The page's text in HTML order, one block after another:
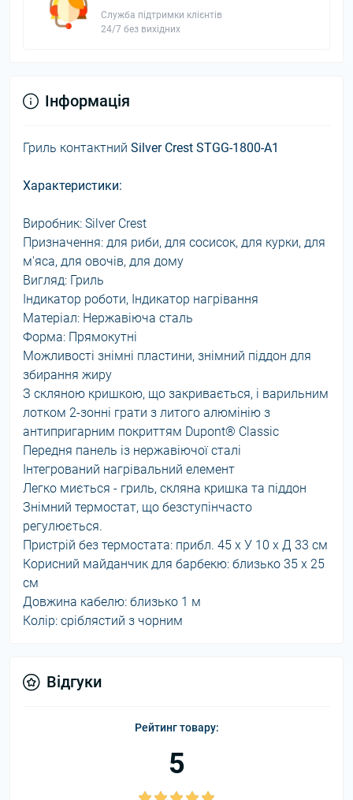
Служба підтримки клієнтів
24/7 без вихідних
Інформація
Гриль контактний Silver Crest STGG-1800-A1
Характеристики:
Виробник: Silver Crest
Призначення: для риби, для сосисок, для курки, для
м'яса, для овочів, для дому
Вигляд: Гриль
Індикатор роботи, Індикатор нагрівання
Матеріал: Нержавіюча сталь
Форма: Прямокутні
Можливості знімні пластини, знімний піддон для
збирання жиру
З скляною кришкою, що закривається, і варильним
лотком 2-зонні грати з литого алюмінію з
антипригарним покриттям Dupont® Classic
Передня панель із нержавіючої сталі
Інтегрований нагрівальний елемент
Легко миється - гриль, скляна кришка та піддон
Знімний термостат, що безступінчасто
регулюється.
Пристрій без термостата: прибл. 45 х У 10 х Д 33 см
Корисний майданчик для барбекю: близько 35 х 25
см
Довжина кабелю: близько 1 м
Колір: сріблястий з чорним
Відгуки
Рейтинг товару:
5